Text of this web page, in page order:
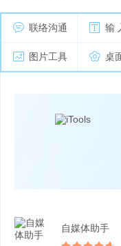
联络沟通 输
图片工具 桌
自媒体助手